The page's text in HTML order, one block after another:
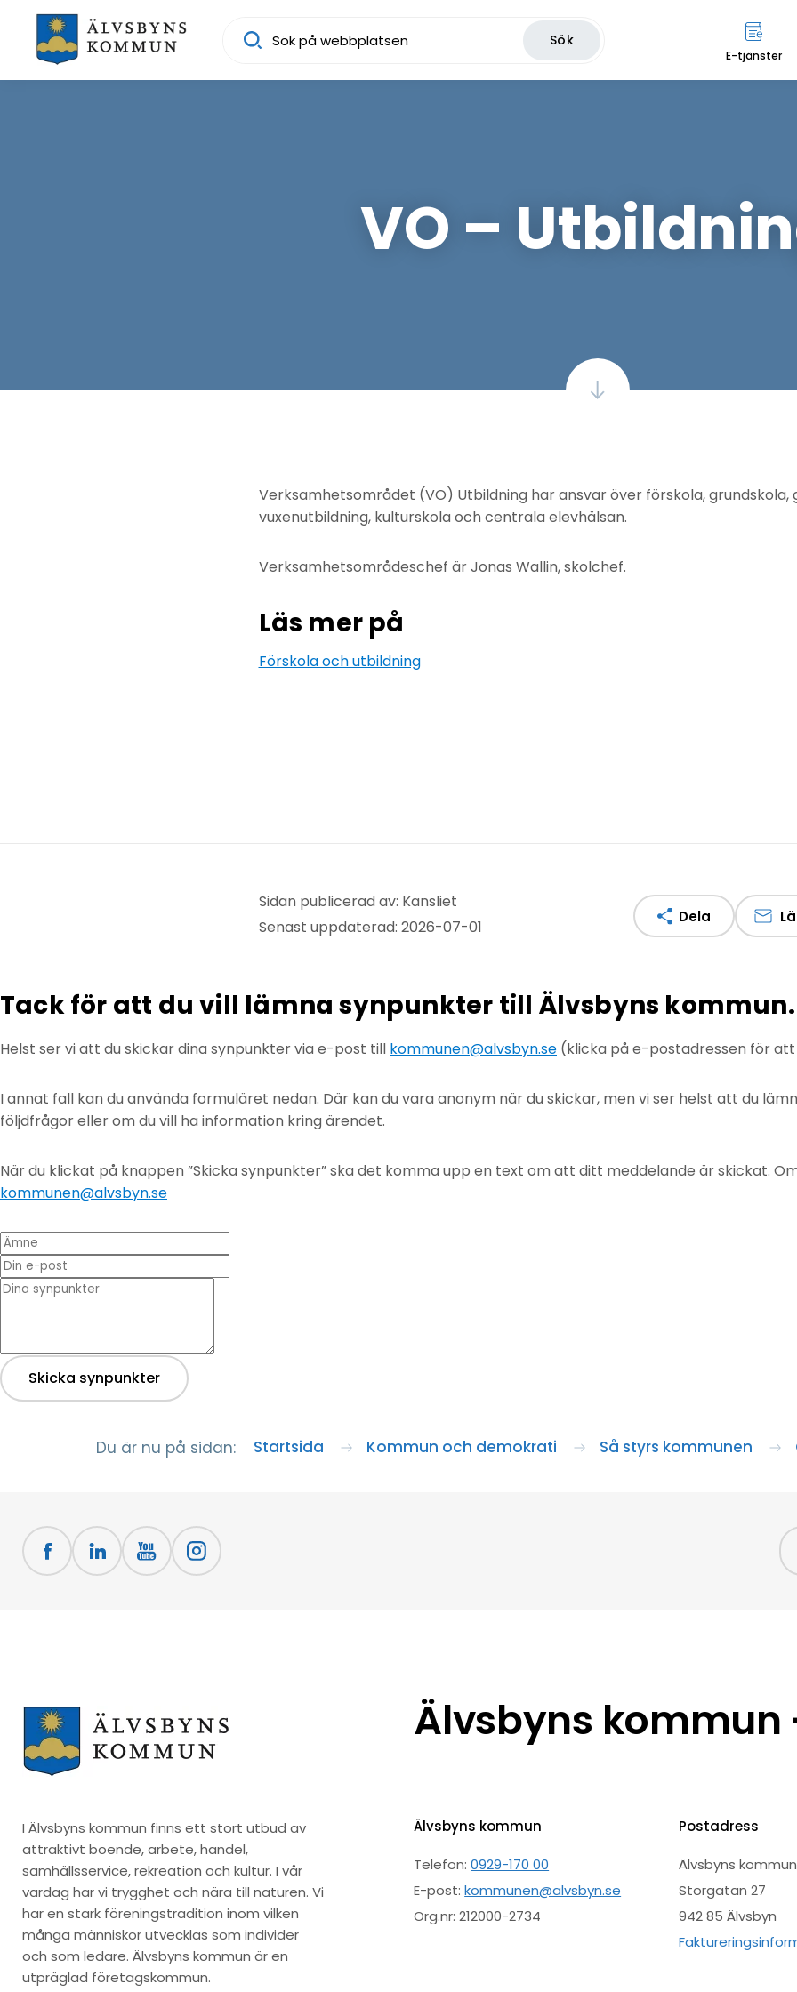
Sök
E-tjänster
VO –
Verksamhetsområdet (VO) Utbildning har ansvar över förskola, grundskola,
vuxenutbildning, kulturskola och centrala elevhälsan.
Verksamhetsområdeschef är Jonas Wallin, skolchef.
Läs mer på
Förskola och utbildning
Sidan publicerad av: Kansliet
Senast uppdaterad: 2026-07-01
Dela
Tack för att du vill lämna synpunkter till Älvsbyns kommun.
Helst ser vi att du skickar dina synpunkter via e-post till kommunen@alvsbyn.se (klicka på e-postadressen för
I annat fall kan du använda formuläret nedan. Där kan du vara anonym när du skickar, men vi ser helst att du
följdfrågor eller om du vill ha information kring ärendet.
När du klickat på knappen ”Skicka synpunkter” ska det komma upp en text om att ditt meddelande är skickat.
kommunen@alvsbyn.se
Ämne
Din e-post
* Dina synpunkter
Skicka synpunkter
Du är nu på sidan: Startsida Kommun och demokrati Så styrs kommunen
I Älvsbyns kommun finns ett stort utbud av
attraktivt boende, arbete, handel,
samhällsservice, rekreation och kultur. I vår
vardag har vi trygghet och nära till naturen. Vi
har en stark föreningstradition inom vilken
många människor utvecklas som individer
och som ledare. Älvsbyns kommun är en
utpräglad företagskommun.
Älvsbyns kommun
Älvsbyns kommun
Telefon:0929-170 00
E-post:kommunen@alvsbyn.se
Org.nr: 212000-2734
Postadress
Älvsbyns kommun
Storgatan 27
942 85 Älvsbyn